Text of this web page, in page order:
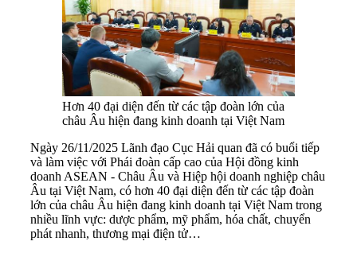
Hơn 40 đại diện đến từ các tập đoàn lớn của
châu Âu hiện đang kinh doanh tại Việt Nam
Ngày 26/11/2025 Lãnh đạo Cục Hải quan đã có buổi tiếp
và làm việc với Phái đoàn cấp cao của Hội đồng kinh
doanh ASEAN - Châu Âu và Hiệp hội doanh nghiệp châu
Âu tại Việt Nam, có hơn 40 đại diện đến từ các tập đoàn
lớn của châu Âu hiện đang kinh doanh tại Việt Nam trong
nhiều lĩnh vực: dược phẩm, mỹ phẩm, hóa chất, chuyển
phát nhanh, thương mại điện tử…